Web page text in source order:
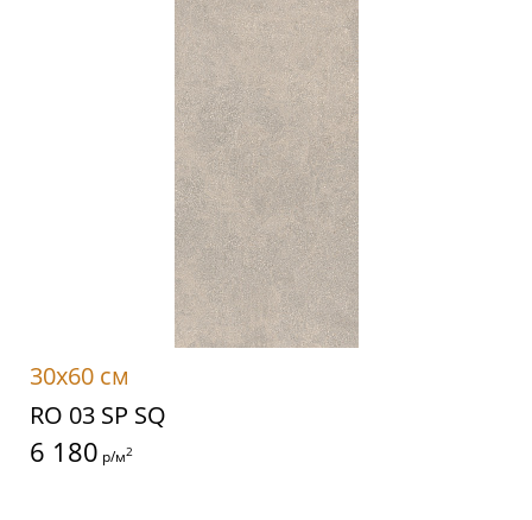
30x60 см
RO 03 SP SQ
6 180 р/м2